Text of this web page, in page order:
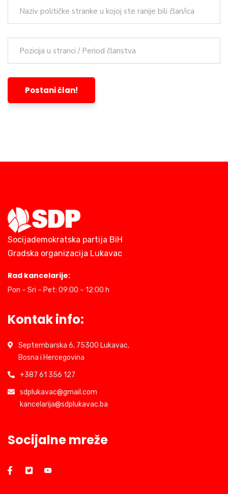
Socijademokratska partija BiH
Gradska organizacija Lukavac
Rad kancelarije:
Pon – Sri – Pet: 09:00 – 12:00 h
Kontak info:
Septembarska 6, 75300 Lukavac,
Bosna i Hercegovina
+387 61 356 127
sdplukavac@gmail.com
kancelarija@sdplukavac.ba
Socijalne mreže